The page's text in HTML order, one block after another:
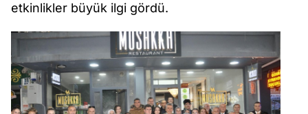
etkinlikler büyük ilgi gördü.